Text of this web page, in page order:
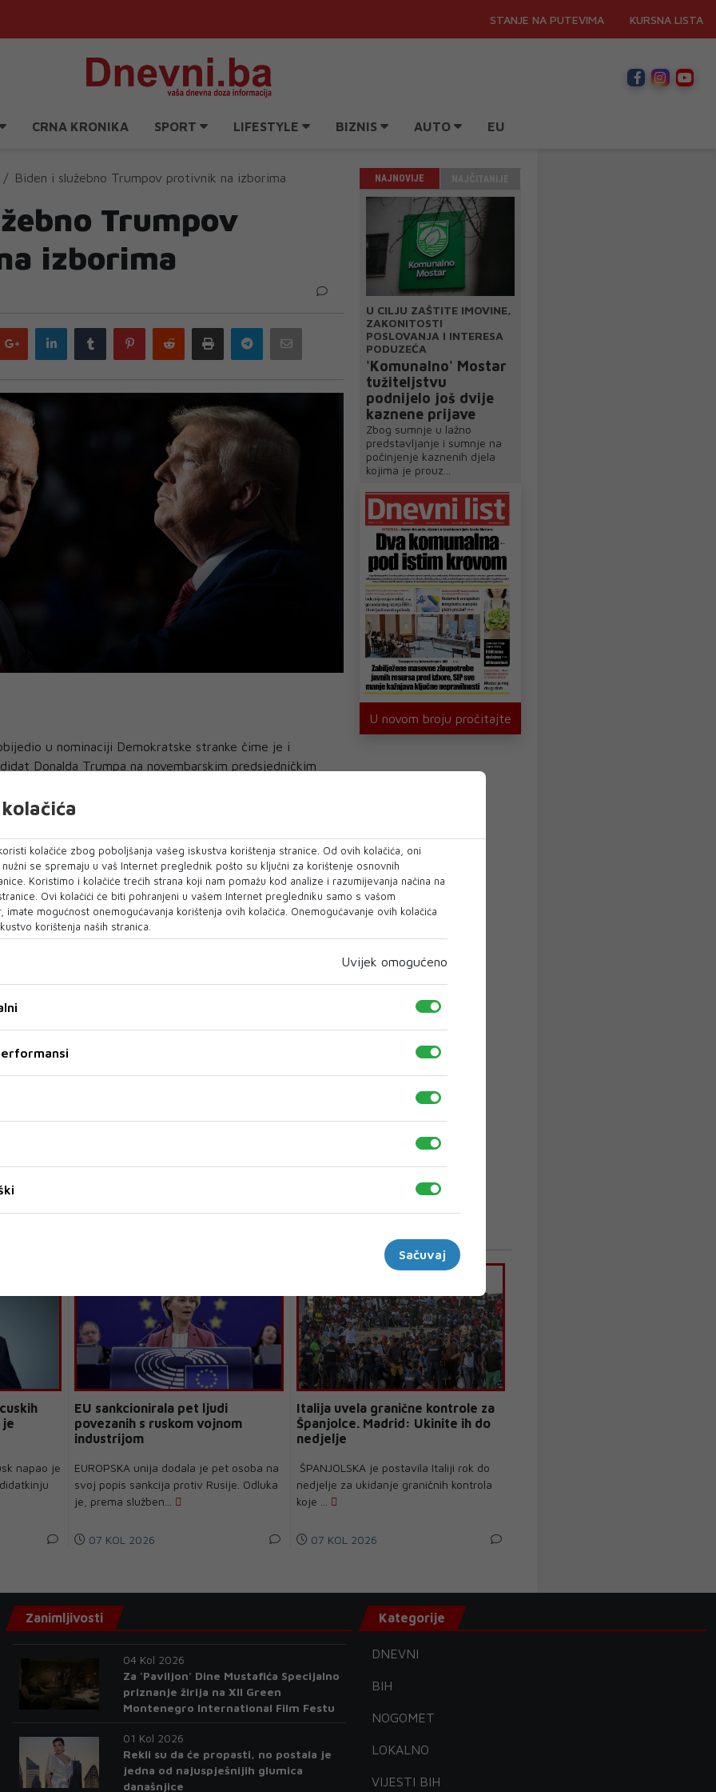
STANJE NA PUTEVIMA KURSNA LISTA
CRNA KRONIKA SPORT LIFESTYLE BIZNIS AUTO EU
Biden i služebno Trumpov protivnik na izborima
Trumpov
izborima
Google
plus
LinkedIn Tumblr PinterestReddit Print Telegram
u nominaciji Demokratske stranke čime je i
Donalda Trumpa na novembarskim predsjedničkim
osigurao podršku 1.991 potrebnih delegata i da će se
dušu nacije".
nakon što se Bernie Sanders povukao u aprilu, javio je
na ekonomiju - i nedavni građanski nemiri sigurno će
tokom prvog kruga izbora u Iowi i New Hampshireu,
pobjedom u Južnoj Karolini.
NAJNOVIJE
U CILJU ZAŠTITE IMOVINE,
ZAKONITOSTI
POSLOVANJA I INTERESA
PODUZEĆA
'Komunalno' Mostar
tužiteljstvu
podnijelo još dvije
kaznene prijave
Zbog sumnje u lažno
predstavljanje i sumnje na
počinjenje kaznenih djela
kojima je prouz...
U novom broju pročitajte
je
napao je
EU sankcionirala pet ljudi
povezanih s ruskom vojnom
industrijom
EUROPSKA unija dodala je pet osoba na
svoj popis sankcija protiv Rusije. Odluka
je, prema služben...
07 KOL 2026
Italija uvela granične kontrole za
Španjolce. Madrid: Ukinite ih do
nedjelje
ŠPANJOLSKA je postavila Italiji rok do
nedjelje za ukidanje graničnih kontrola
koje ...
07 KOL 2026
kolačiće zbog poboljšanja vašeg iskustva korištenja stranice. Od ovih kolačića, oni
se spremaju u vaš Internet preglednik pošto su ključni za korištenje osnovnih
Koristimo i kolačiće trećih strana koji nam pomažu kod analize i razumijevanja načina na
Ovi kolačići će biti pohranjeni u vašem Internet pregledniku samo s vašom
imate mogućnost onemogućavanja korištenja ovih kolačića. Onemogućavanje ovih kolačića
korištenja naših stranica.
Uvijek omogućeno
Sačuvaj
Zanimljivosti
04 Kol 2026
Za 'Paviljon' Dine Mustafića Specijalno
priznanje žirija na XII Green
Montenegro International Film Festu
01 Kol 2026
Rekli su da će propasti, no postala je
jedna od najuspješnijih glumica
današnjice
Kategorije
DNEVNI
BIH
NOGOMET
LOKALNO
VIJESTI BIH